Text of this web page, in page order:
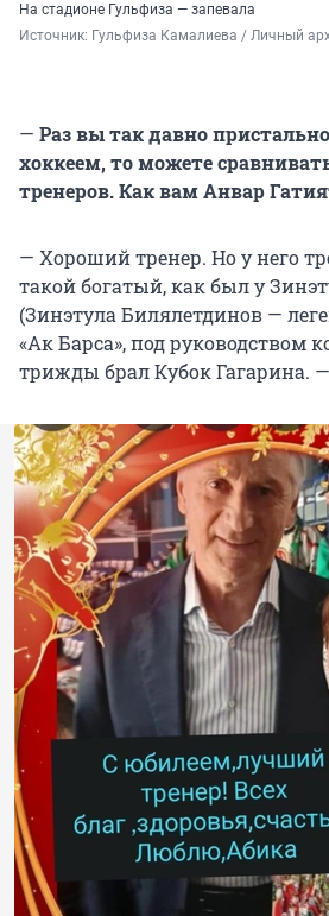
На стадионе Гульфиза — запевала
Источник: Гульфиза Камалиева / Личный
— Раз вы так давно
хоккеем, то можете
тренеров. Как вам Анвар
— Хороший тренер. Но у него
такой богатый, как был у
(Зинэтула Билялетдинов —
«Ак Барса», под руководством
трижды брал Кубок Гагарина. —